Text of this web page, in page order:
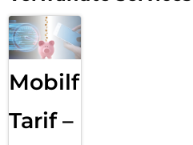
Mobilfunk
Tarif –